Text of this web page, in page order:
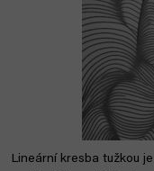
Lineární kresba tužkou je